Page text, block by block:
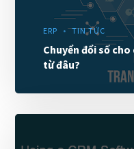
ERP TIN TỨC
Chuyển đổi số
từ đâu?